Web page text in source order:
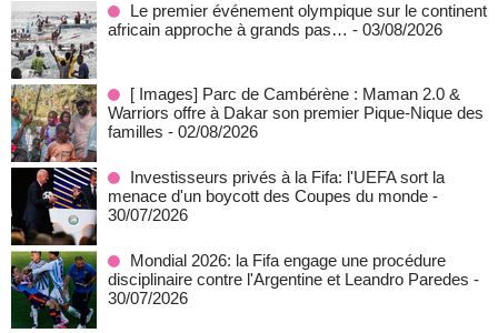
Le premier événement olympique sur le continent
africain approche à grands pas… - 03/08/2026
[ Images] Parc de Cambérène : Maman 2.0 &
Warriors offre à Dakar son premier Pique-Nique des
familles - 02/08/2026
Investisseurs privés à la Fifa: l'UEFA sort la
menace d'un boycott des Coupes du monde -
30/07/2026
Mondial 2026: la Fifa engage une procédure
disciplinaire contre l'Argentine et Leandro Paredes -
30/07/2026